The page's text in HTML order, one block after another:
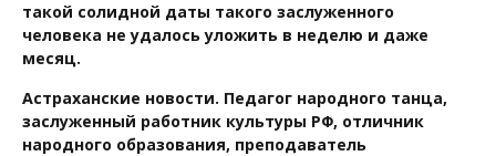
такой солидной даты такого заслуженного
человека не удалось уложить в неделю и даже
месяц.
Астраханские новости. Педагог народного танца,
заслуженный работник культуры РФ, отличник
народного образования, преподаватель